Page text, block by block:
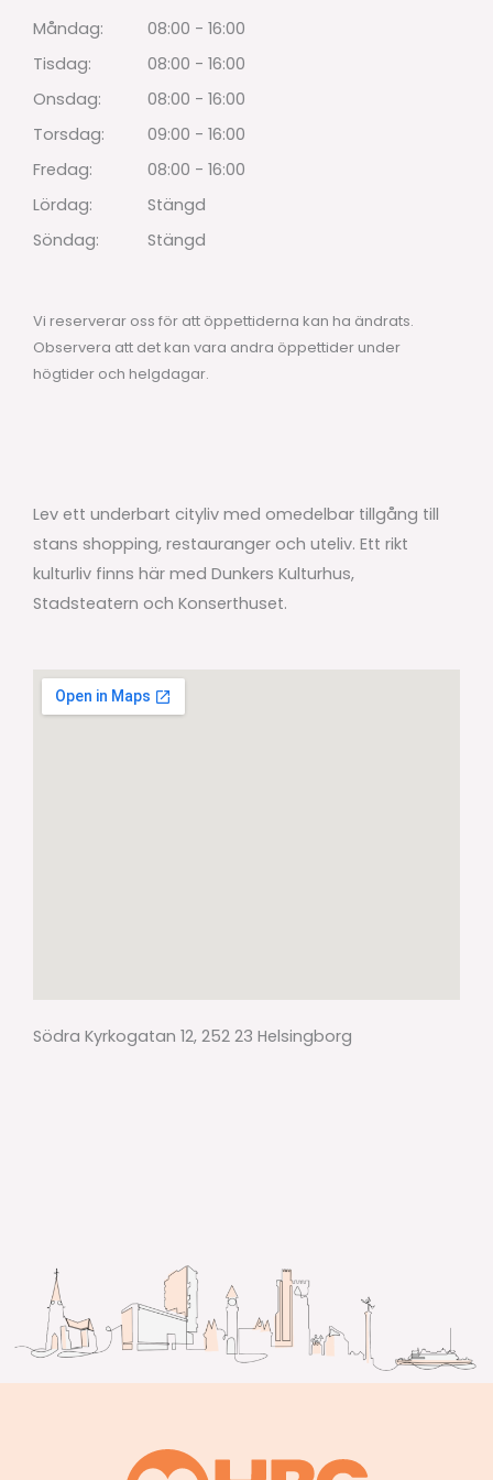
Måndag:
08:00 - 16:00
Tisdag:
08:00 - 16:00
Onsdag:
08:00 - 16:00
Torsdag:
09:00 - 16:00
Fredag:
08:00 - 16:00
Lördag:
Stängd
Söndag:
Stängd
Vi reserverar oss för att öppettiderna kan ha ändrats.
Observera att det kan vara andra öppettider under
högtider och helgdagar.
Lev ett underbart cityliv med omedelbar tillgång till
stans shopping, restauranger och uteliv. Ett rikt
kulturliv finns här med Dunkers Kulturhus,
Stadsteatern och Konserthuset.
Södra Kyrkogatan 12, 252 23 Helsingborg